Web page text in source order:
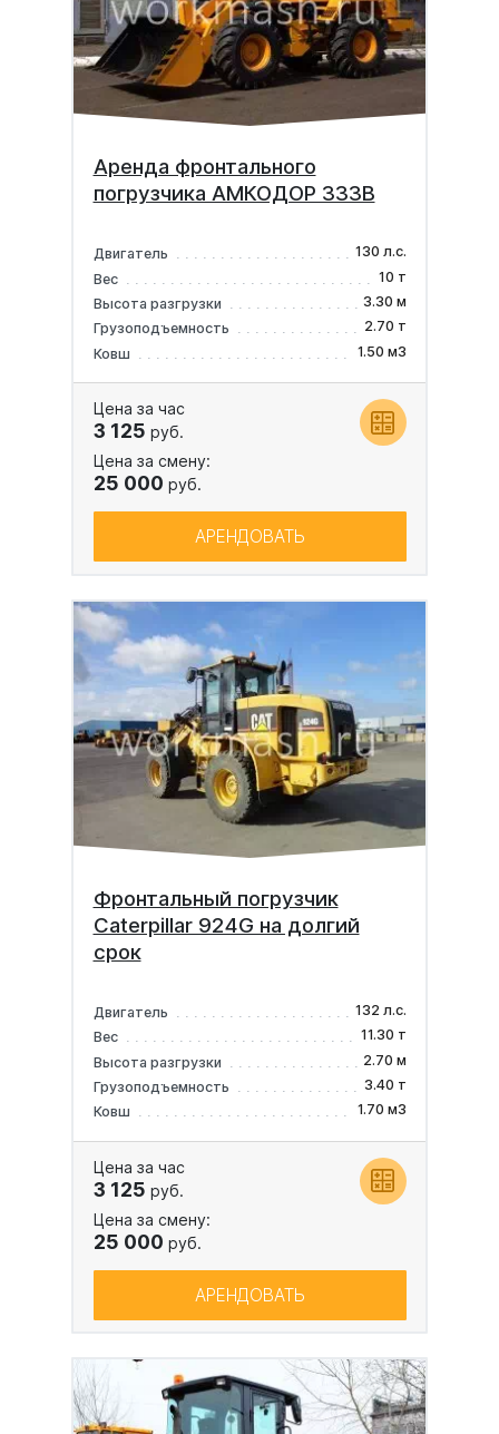
Аренда фронтального
погрузчика АМКОДОР 333В
Двигатель
130 л.с.
Вес
10 т
Высота разгрузки
3.30 м
Грузоподъемность
2.70 т
Ковш
1.50 м3
Цена за час
3 125 руб.
Цена за смену:
25 000 руб.
АРЕНДОВАТЬ
Фронтальный погрузчик
Caterpillar 924G на долгий
срок
Двигатель
132 л.с.
Вес
11.30 т
Высота разгрузки
2.70 м
Грузоподъемность
3.40 т
Ковш
1.70 м3
Цена за час
3 125 руб.
Цена за смену:
25 000 руб.
АРЕНДОВАТЬ